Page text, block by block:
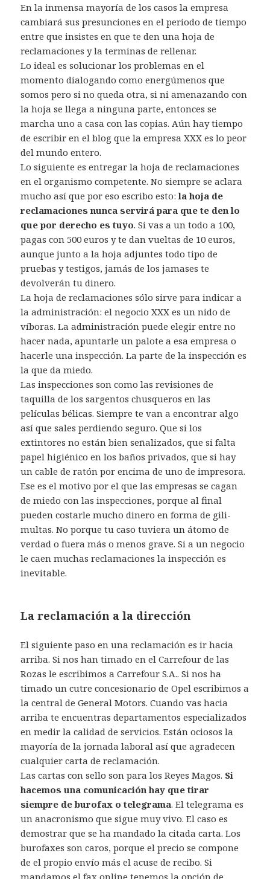
En la inmensa mayoría de los casos la empresa
cambiará sus presunciones en el periodo de tiempo
entre que insistes en que te den una hoja de
reclamaciones y la terminas de rellenar.
Lo ideal es solucionar los problemas en el
momento dialogando como energúmenos que
somos pero si no queda otra, si ni amenazando con
la hoja se llega a ninguna parte, entonces se
marcha uno a casa con las copias. Aún hay tiempo
de escribir en el blog que la empresa XXX es lo peor
del mundo entero.
Lo siguiente es entregar la hoja de reclamaciones
en el organismo competente. No siempre se aclara
mucho así que por eso escribo esto:la hoja de
reclamaciones nunca servirá para que te den lo
que por derecho es tuyo. Si vas a un todo a 100,
pagas con 500 euros y te dan vueltas de 10 euros,
aunque junto a la hoja adjuntes todo tipo de
pruebas y testigos, jamás de los jamases te
devolverán tu dinero.
La hoja de reclamaciones sólo sirve para indicar a
la administración: el negocio XXX es un nido de
víboras. La administración puede elegir entre no
hacer nada, apuntarle un palote a esa empresa o
hacerle una inspección. La parte de la inspección es
la que da miedo.
Las inspecciones son como las revisiones de
taquilla de los sargentos chusqueros en las
películas bélicas. Siempre te van a encontrar algo
así que sales perdiendo seguro. Que si los
extintores no están bien señalizados, que si falta
papel higiénico en los baños privados, que si hay
un cable de ratón por encima de uno de impresora.
Ese es el motivo por el que las empresas se cagan
de miedo con las inspecciones, porque al final
pueden costarle mucho dinero en forma de gili-
multas. No porque tu caso tuviera un átomo de
verdad o fuera más o menos grave. Si a un negocio
le caen muchas reclamaciones la inspección es
inevitable.
La reclamación a la dirección
El siguiente paso en una reclamación es ir hacia
arriba. Si nos han timado en el Carrefour de las
Rozas le escribimos a Carrefour S.A.. Si nos ha
timado un cutre concesionario de Opel escribimos a
la central de General Motors. Cuando vas hacia
arriba te encuentras departamentos especializados
en medir la calidad de servicios. Están ociosos la
mayoría de la jornada laboral así que agradecen
cualquier carta de reclamación.
Las cartas con sello son para los Reyes Magos. Si
hacemos una comunicación hay que tirar
siempre de burofax o telegrama. El telegrama es
un anacronismo que sigue muy vivo. El caso es
demostrar que se ha mandado la citada carta. Los
burofaxes son caros, porque el precio se compone
de el propio envío más el acuse de recibo. Si